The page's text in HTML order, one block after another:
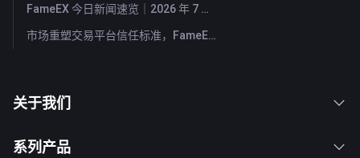
FameEX 今日新闻速览｜2026 年 7 月 29 日
市场重塑交易平台信任标准，FameEX 以八年稳健运营持续服务全球用户
关于我们
系列产品